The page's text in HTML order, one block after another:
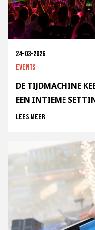
24-03-2026
Events
DE TIJDMACHINE
EEN INTIEME
Lees meer